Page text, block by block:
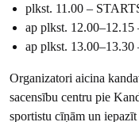
plkst. 11.00 –
ap plkst.
ap plkst.
Organizatori aicina
sacensību centru pie
sportistu cīņām un